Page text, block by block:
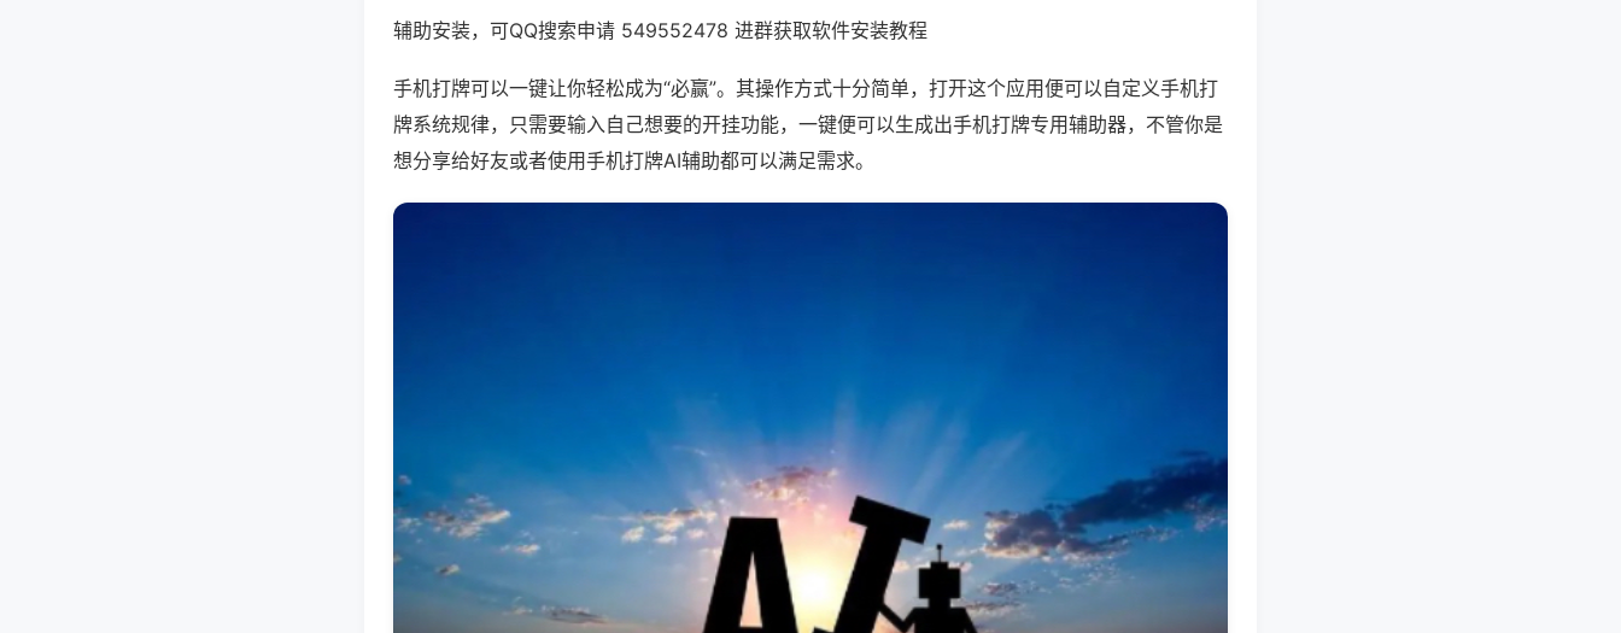
辅助安装，可QQ搜索申请 549552478 进群获取软件安装教程
手机打牌可以一键让你轻松成为“必赢”。其操作方式十分简单，打开这个应用便可以自定义手机打
牌系统规律，只需要输入自己想要的开挂功能，一键便可以生成出手机打牌专用辅助器，不管你是
想分享给好友或者使用手机打牌AI辅助都可以满足需求。